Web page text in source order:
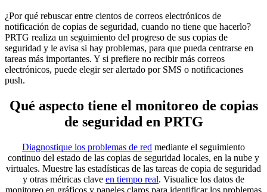
¿Por qué rebuscar entre cientos de correos electrónicos de
notificación de copias de seguridad, cuando no tiene que hacerlo?
PRTG realiza un seguimiento del progreso de sus copias de
seguridad y le avisa si hay problemas, para que pueda centrarse en
tareas más importantes. Y si prefiere no recibir más correos
electrónicos, puede elegir ser alertado por SMS o notificaciones
push.
Qué aspecto tiene el monitoreo de copias
de seguridad en PRTG
Diagnostique los problemas de red mediante el seguimiento
continuo del estado de las copias de seguridad locales, en la nube y
virtuales. Muestre las estadísticas de las tareas de copia de seguridad
y otras métricas clave en tiempo real. Visualice los datos de
monitoreo en gráficos y paneles claros para identificar los problemas